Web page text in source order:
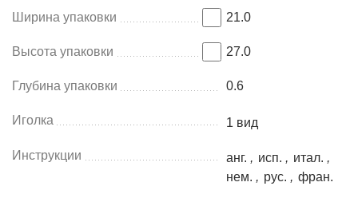
Ширина упаковки 21.0
Высота упаковки 27.0
Глубина упаковки 0.6
Иголка 1 вид
Инструкции анг. , исп. , итал. ,
нем. , рус. , фран.